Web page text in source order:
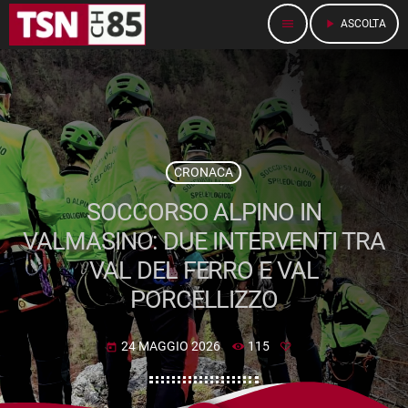
menu play_arrow ASCOLTA
CRONACA
SOCCORSO ALPINO IN
VALMASINO: DUE INTERVENTI TRA
VAL DEL FERRO E VAL
PORCELLIZZO
today 24 MAGGIO 2026 115